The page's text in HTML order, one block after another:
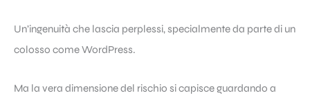
Un’ingenuità che lascia perplessi, specialmente da parte di un
colosso come WordPress.
Ma la vera dimensione del rischio si capisce guardando a